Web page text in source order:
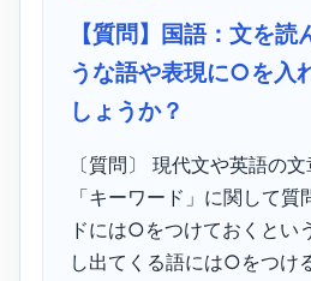
【質問】国語：文を読
うな語や表現に○を入
しょうか？
〔質問〕 現代文や英語の
「キーワード」に関して
ドには○をつけておくとい
し出てくる語には○をつけ